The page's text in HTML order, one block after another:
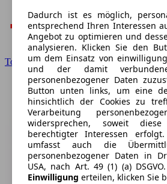
Toyota
Dadurch ist es möglich,
entsprechend Ihren Interessen
Angebot zu optimieren und
analysieren. Klicken Sie den
um dem Einsatz von
und der damit
personenbezogener Daten
Button unten links, um eine
hinsichtlich der Cookies zu
Verarbeitung
widersprechen, soweit
berechtigter Interessen
umfasst auch die
personenbezogener Daten in
USA, nach Art. 49 (1) (a)
Einwilligung erteilen, klicken Sie